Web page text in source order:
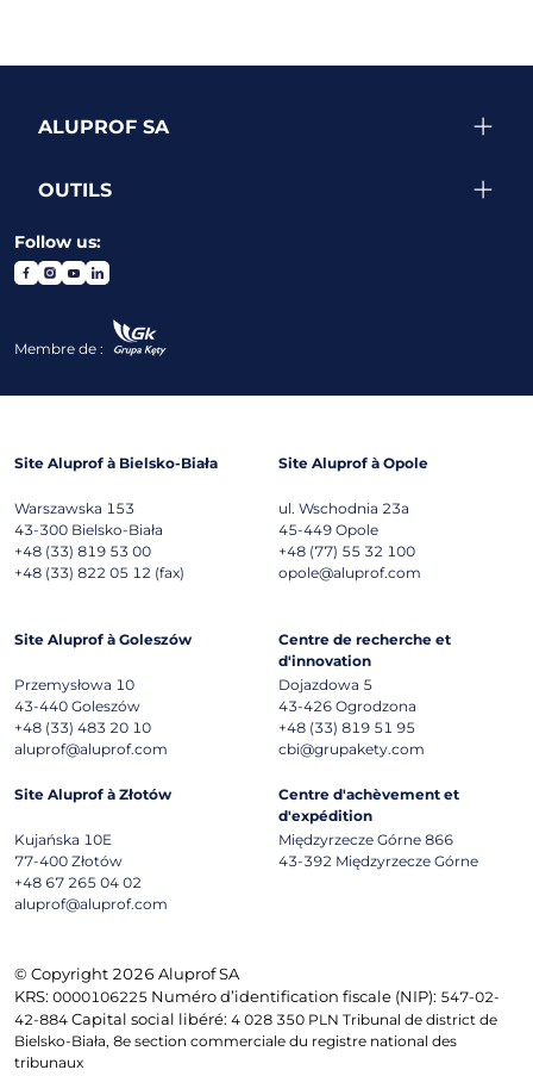
ALUPROF SA
OUTILS
Follow us:
Membre de :
Site Aluprof à Bielsko-Biała
Warszawska 153
43-300 Bielsko-Biała
+48 (33) 819 53 00
+48 (33) 822 05 12 (fax)
Site Aluprof à Opole
ul. Wschodnia 23a
45-449 Opole
+48 (77) 55 32 100
opole@aluprof.com
Site Aluprof à Goleszów
Przemysłowa 10
43-440 Goleszów
+48 (33) 483 20 10
aluprof@aluprof.com
Centre de recherche et
d'innovation
Dojazdowa 5
43-426 Ogrodzona
+48 (33) 819 51 95
cbi@grupakety.com
Site Aluprof à Złotów
Kujańska 10E
77-400 Złotów
+48 67 265 04 02
aluprof@aluprof.com
Centre d'achèvement et
d'expédition
Międzyrzecze Górne 866
43-392 Międzyrzecze Górne
© Copyright 2026 Aluprof SA
KRS: 0000106225 Numéro d’identification fiscale (NIP): 547-02-
42-884 Capital social libéré: 4 028 350 PLN Tribunal de district de
Bielsko-Biała, 8e section commerciale du registre national des
tribunaux